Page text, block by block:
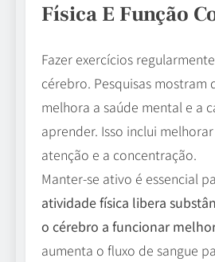
Física E Função
Fazer exercícios
cérebro. Pesquisas mostram
melhora a saúde mental e a
aprender. Isso inclui
atenção e a concentração.
Manter-se ativo é essencial
atividade física libera
o cérebro a funcionar
aumenta o fluxo de sangue